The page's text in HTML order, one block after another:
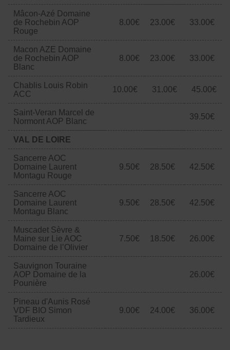
Mâcon-Azé Domaine
de Rochebin AOP
Rouge
8.00€ 23.00€ 33.00€
Macon AZE Domaine
de Rochebin AOP
Blanc
8.00€ 23.00€ 33.00€
Chablis Louis Robin
ACC
10.00€ 31.00€ 45.00€
Saint-Veran Marcel de
Normont AOP Blanc
39.50€
VAL DE LOIRE
Sancerre AOC
Domaine Laurent
Montagu Rouge
9.50€ 28.50€ 42.50€
Sancerre AOC
Domaine Laurent
Montagu Blanc
9.50€ 28.50€ 42.50€
Muscadet Sèvre &
Maine sur Lie AOC
Domaine de l’Olivier
7.50€ 18.50€ 26.00€
Sauvignon Touraine
AOP Domaine de la
Pounière
26.00€
Pineau d'Aunis Rosé
VDF BIO Simon
Tardieux
9.00€ 24.00€ 36.00€